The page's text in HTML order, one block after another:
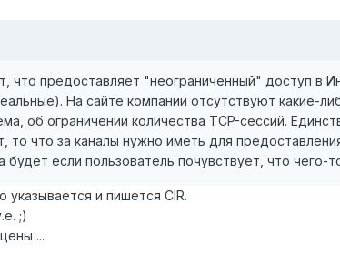
что предоставляет "неограниченный" доступ в
На сайте компании отсутствуют какие-
об ограничении количества TCP-сессий.
то что за каналы нужно иметь для
будет если пользователь почувствует, что
указывается и пишется CIR.
;)
...